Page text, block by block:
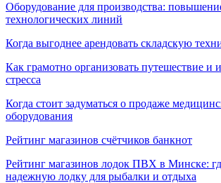
Оборудование для производства:
технологических линий
Когда выгоднее арендовать складскую
Как грамотно организовать путешествие и
стресса
Когда стоит задуматься о продаже
оборудования
Рейтинг магазинов счётчиков банкнот
Рейтинг магазинов лодок ПВХ в Минске:
надежную лодку для рыбалки и отдыха